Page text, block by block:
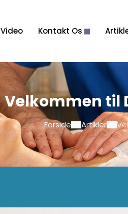
Video Kontakt Os
Velkommen til
Forside Artikler